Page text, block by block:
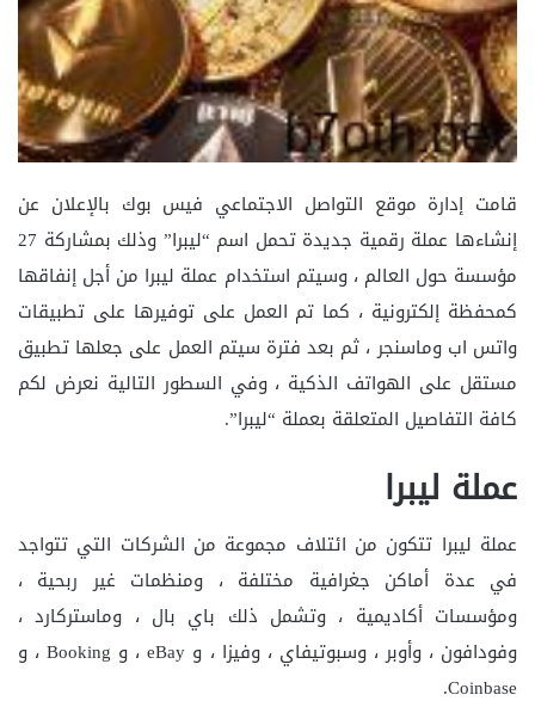
قامت إدارة موقع التواصل الاجتماعي فيس بوك بالإعلان عن
إنشاءها عملة رقمية جديدة تحمل اسم “ليبرا” وذلك بمشاركة 27
مؤسسة حول العالم ، وسيتم استخدام عملة ليبرا من أجل إنفاقها
كمحفظة إلكترونية ، كما تم العمل على توفيرها على تطبيقات
واتس اب وماسنجر ، ثم بعد فترة سيتم العمل على جعلها تطبيق
مستقل على الهواتف الذكية ، وفي السطور التالية نعرض لكم
كافة التفاصيل المتعلقة بعملة “ليبرا”.
عملة ليبرا
عملة ليبرا تتكون من ائتلاف مجموعة من الشركات التي تتواجد
في عدة أماكن جغرافية مختلفة ، ومنظمات غير ربحية ،
ومؤسسات أكاديمية ، وتشمل ذلك باي بال ، وماستركارد ،
وفودافون ، وأوبر ، وسبوتيفاي ، وفيزا ، و eBay ، و Booking ، و
Coinbase.